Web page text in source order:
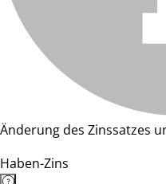
Änderung des Zinssatzes
Haben-Zins